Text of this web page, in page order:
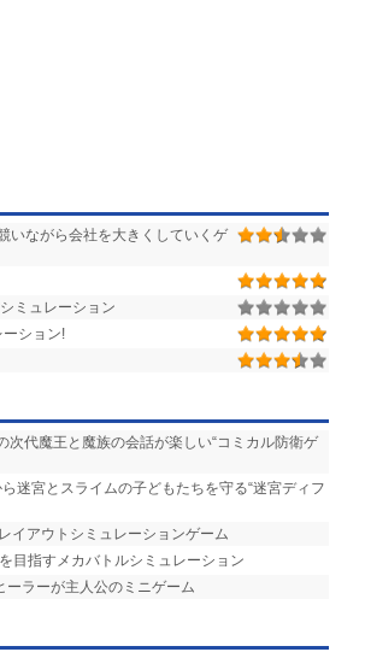
いながら会社を大きくしていくゲ
ミュレーション
ーション!
代魔王と魔族の会話が楽しい“コミカル防衛ゲ
迷宮とスライムの子どもたちを守る“迷宮ディフ
イアウトシミュレーションゲーム
目指すメカバトルシミュレーション
ラーが主人公のミニゲーム